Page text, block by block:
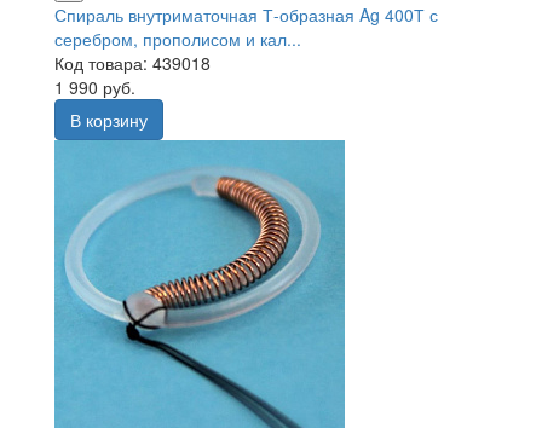
Спираль внутриматочная Т-образная Ag 400Т с
серебром, прополисом и кал...
Код товара: 439018
1 990 руб.
В корзину